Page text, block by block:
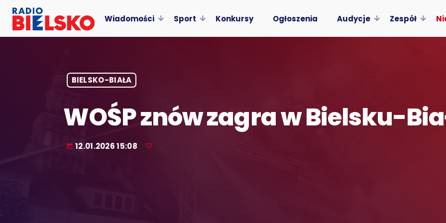
Wiadomości Sport Konkursy Ogłoszenia Audycje Zespół
BIELSKO-BIAŁA
WOŚP znów zagra w Bielsku-
today 12.01.2026 15:08